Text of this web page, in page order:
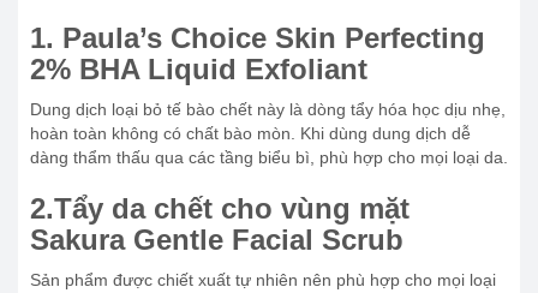
1. Paula’s Choice Skin Perfecting
2% BHA Liquid Exfoliant
Dung dịch loại bỏ tế bào chết này là dòng tẩy hóa học dịu nhẹ,
hoàn toàn không có chất bào mòn. Khi dùng dung dịch dễ
dàng thẩm thấu qua các tầng biểu bì, phù hợp cho mọi loại da.
2.Tẩy da chết cho vùng mặt
Sakura Gentle Facial Scrub
Sản phẩm được chiết xuất tự nhiên nên phù hợp cho mọi loại